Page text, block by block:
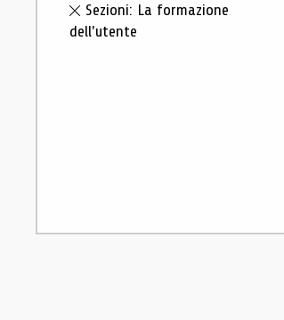
Sezioni: La formazione
dell'utente